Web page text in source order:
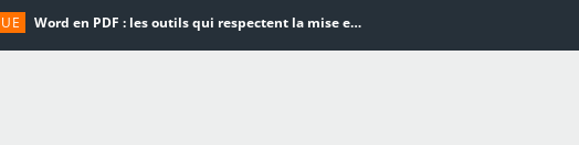
Word en PDF : les outils qui respectent la mise en page